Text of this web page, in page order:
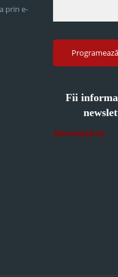
prin e-
Fii
Abonează-te